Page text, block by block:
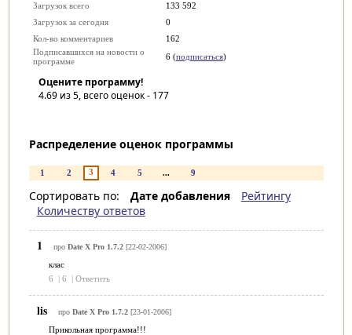
Загрузок всего
133 592
Загрузок за сегодня
0
Кол-во комментариев
162
Подписавшихся на новости о
программе
6 (подписаться)
Оцените программу!
4.69из 5, всего оценок - 177
Распределение оценок программы
1 2 3 4 5 ... 9
Сортировать по: Дате добавления
Рейтингу
Количеству ответов
1 про Date X Pro 1.7.2[22-02-2006]
клас
6
| 6 | Ответить
lis про Date X Pro 1.7.2[23-01-2006]
Прикольная программа!!!